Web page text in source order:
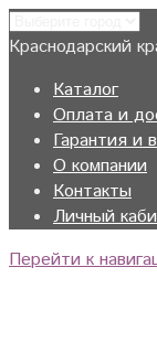
Краснодарский
Каталог
Оплата и
Гарантия и
О компании
Контакты
Личный
Перейти к